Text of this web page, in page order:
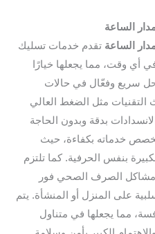
الساعة
الساعة تقدم خدمات تسليك
وقت، مما يجعلها خيارًا
حل سريع وفعّال في حالات
التقنيات مثل الضغط العالي
بدقة وبدون الحاجة
خدماته بكفاءة، حيث
بنفس الحرفية. كما تلتزم
مشاكل الصرف الصحي فور
على المنزل أو المنشأة. يتم
مما يجعلها في متناول